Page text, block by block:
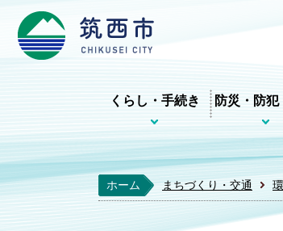
くらし・手続き 防災・防犯
ホーム まちづくり・交通